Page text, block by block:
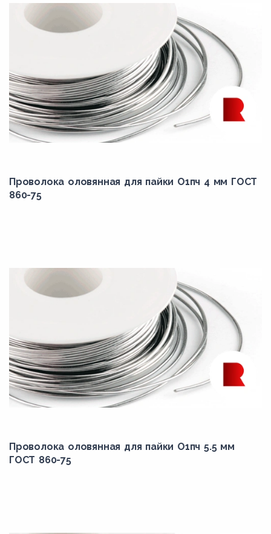
Проволока оловянная для пайки О1пч 4 мм ГОСТ
860-75
Проволока оловянная для пайки О1пч 5.5 мм
ГОСТ 860-75